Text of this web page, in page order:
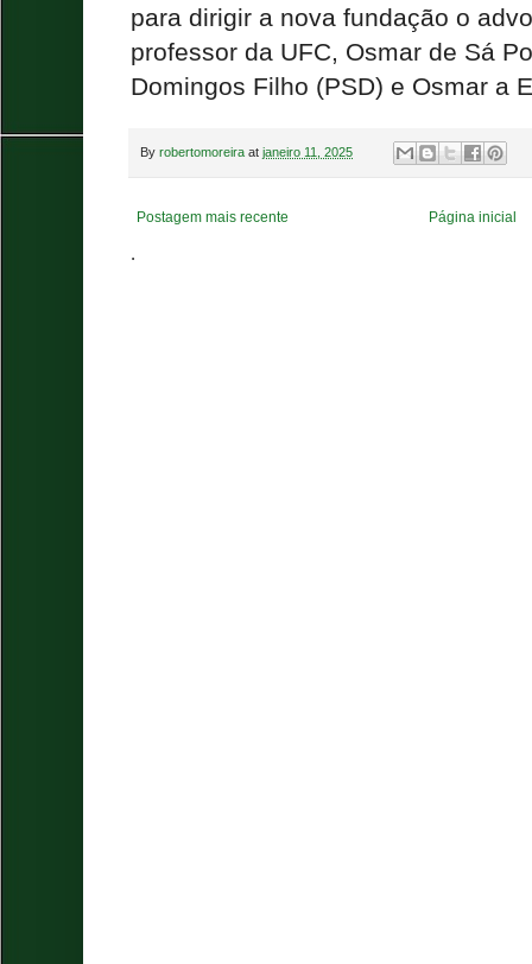
para dirigir a nova fundação o
professor da UFC, Osmar de Sá
Domingos Filho (PSD) e Osmar a
By robertomoreira at janeiro 11, 2025
Postagem mais recente Página inicial
.